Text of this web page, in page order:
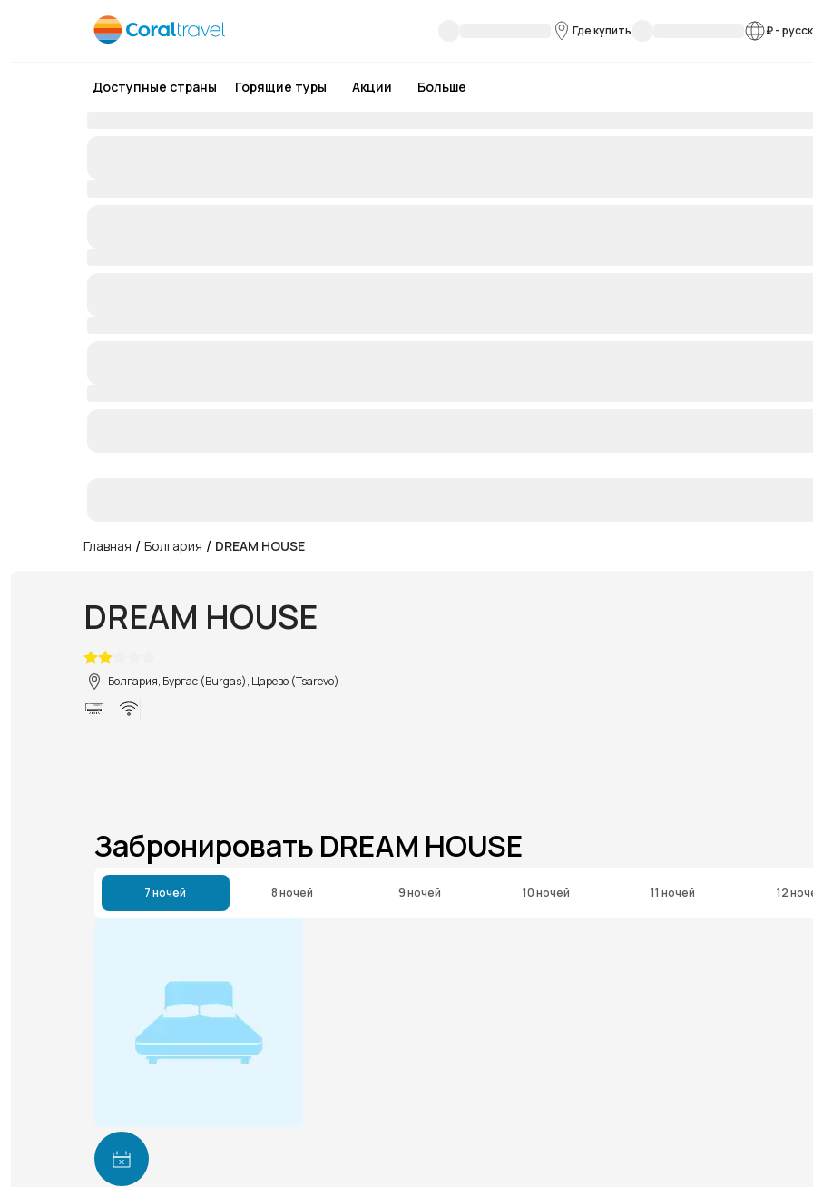
Где купить ₽-
Доступные страны Горящие туры Акции Больше
Главная / Болгария / DREAM HOUSE
DREAM HOUSE
Болгария, Бургас (Burgas), Царево (Tsarevo)
Забронировать DREAM HOUSE
7 ночей 8 ночей 9 ночей 10 ночей 11 ночей 12